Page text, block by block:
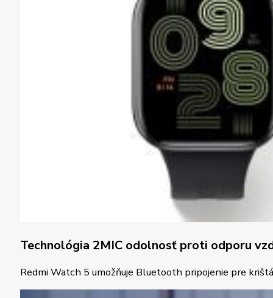
Technológia 2MIC odolnosť proti odporu
Redmi Watch 5 umožňuje Bluetooth pripojenie pre